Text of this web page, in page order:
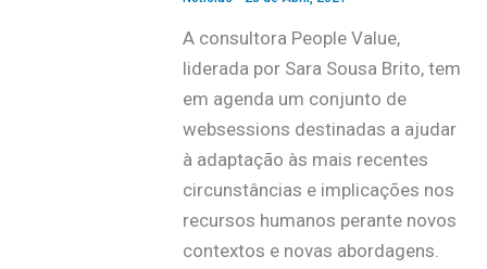
A consultora People Value,
liderada por Sara Sousa Brito, tem
em agenda um conjunto de
websessions destinadas a ajudar
à adaptação às mais recentes
circunstâncias e implicações nos
recursos humanos perante novos
contextos e novas abordagens.